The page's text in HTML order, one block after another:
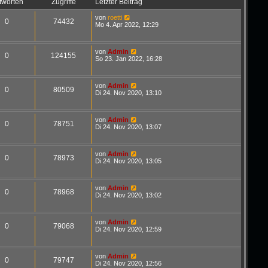
Zugriffe Letzter Beitrag
0 74432 vonroetti
Mo 4. Apr 2022, 12:29
0 124155 von Admin
So 23. Jan 2022, 16:28
0 80509 von Admin
Di 24. Nov 2020, 13:10
0 78751 von Admin
Di 24. Nov 2020, 13:07
0 78973 von Admin
Di 24. Nov 2020, 13:05
0 78968 von Admin
Di 24. Nov 2020, 13:02
0 79068 von Admin
Di 24. Nov 2020, 12:59
0 79747 von Admin
Di 24. Nov 2020, 12:56